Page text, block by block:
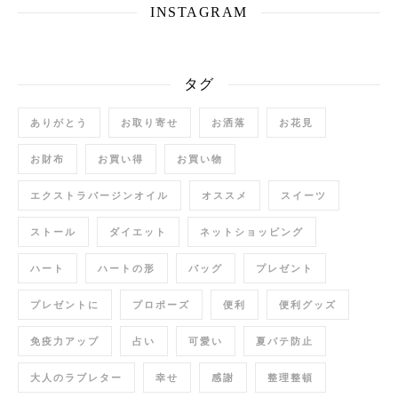
INSTAGRAM
タグ
ありがとう お取り寄せ お洒落 お花見
お財布 お買い得 お買い物
エクストラバージンオイル オススメ スイーツ
ストール ダイエット ネットショッピング
ハート ハートの形 バッグ プレゼント
プレゼントに プロポーズ 便利 便利グッズ
免疫力アップ 占い 可愛い 夏バテ防止
大人のラブレター 幸せ 感謝 整理整頓